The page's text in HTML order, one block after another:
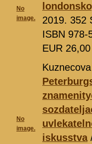
No
image.
2019. 352
ISBN 978-
EUR
No
image.
iskusstva